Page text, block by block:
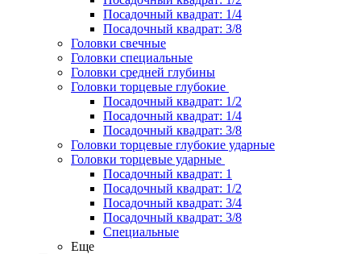
Посадочный квадрат: 1/4
Посадочный квадрат: 3/8
Головки свечные
Головки специальные
Головки средней глубины
Головки торцевые глубокие
Посадочный квадрат: 1/2
Посадочный квадрат: 1/4
Посадочный квадрат: 3/8
Головки торцевые глубокие ударные
Головки торцевые ударные
Посадочный квадрат: 1
Посадочный квадрат: 1/2
Посадочный квадрат: 3/4
Посадочный квадрат: 3/8
Специальные
Еще